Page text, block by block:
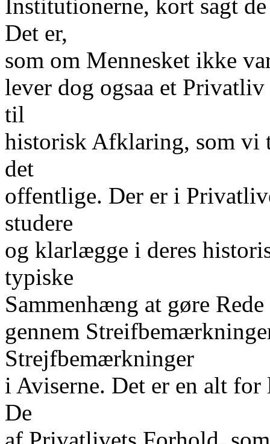
Institutionerne, kort sagt
Det er,
som om Mennesket ikke
lever dog ogsaa et
til
historisk Afklaring, som vi
det
offentlige. Der er i
studere
og klarlægge i deres
typiske
Sammenhæng at gøre
gennem
Strejfbemærkninger
i Aviserne. Det er en alt
De